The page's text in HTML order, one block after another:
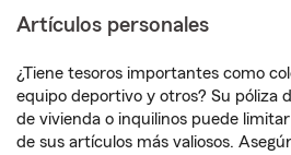
Artículos personales
¿Tiene tesoros importantes como
equipo deportivo y otros? Su póliza
de vivienda o inquilinos puede
de sus artículos más valiosos.